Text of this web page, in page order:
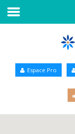
Annuaire Bien-être
Espace Pro